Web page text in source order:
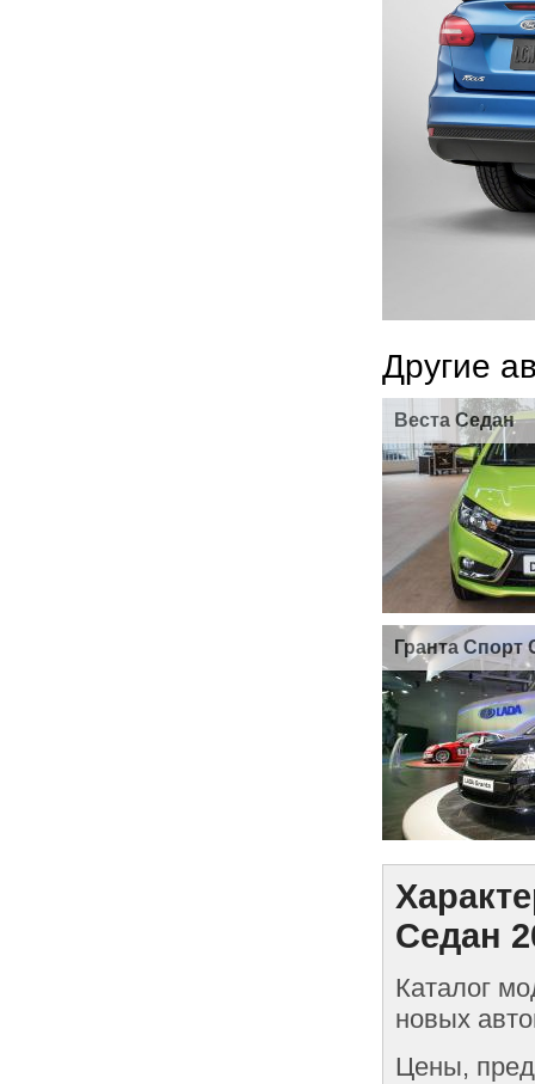
Другие
Веста Седан
Гранта Спорт
Седан
Каталог
новых
Цены,